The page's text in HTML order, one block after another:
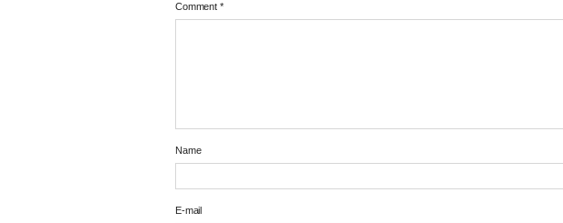
Comment *
Name
E-mail